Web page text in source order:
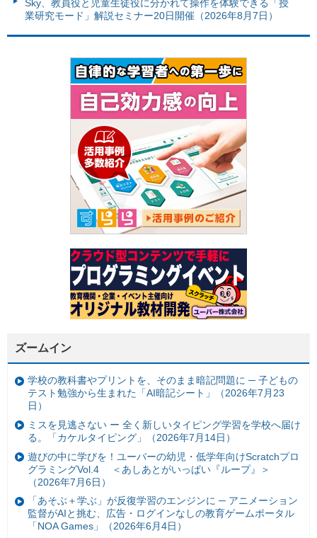
Sky、教員役と児童生徒役に分かれて操作を体験できる「授
業研究モード」解説セミナー20日開催（2026年8月7日）
ズームイン
学校の教科書やプリントを、そのまま暗記問題に ─ 子どもの
テスト勉強から生まれた「AI暗記シート」（2026年7月23
日）
ミスを見逃さない ー 全く新しいタイピング学習を学校へ届け
る。「カケルタイピング」（2026年7月14日）
遊びの中に学びを！ユーバーの幼児・低学年向けScratchプロ
グラミングVol.4 ＜あしあとがいっぱい『ループ』＞
（2026年7月6日）
「あそぶ＋学ぶ」が反復学習のエンジンに ─ アニメーション
監督がAIと挑む、広告・ログインなしの教育ゲームポータル
「NOA Games」（2026年6月4日）